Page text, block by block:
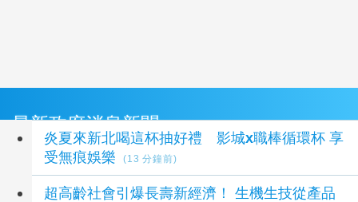
最新政府消息新聞
炎夏來新北喝這杯抽好禮 影城x職棒循環杯 享
受無痕娛樂
(13 分鐘前)
超高齡社會引爆長壽新經濟！ 生機生技從產品